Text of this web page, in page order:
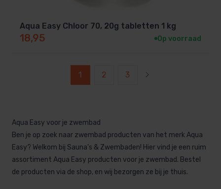
Aqua Easy Chloor 70, 20g tabletten 1 kg
18,95 Op voorraad
1 2 3
Aqua Easy voor je zwembad
Ben je op zoek naar zwembad producten van het merk Aqua
Easy? Welkom bij Sauna’s & Zwembaden! Hier vind je een ruim
assortiment Aqua Easy producten voor je zwembad. Bestel
de producten via de shop, en wij bezorgen ze bij je thuis.